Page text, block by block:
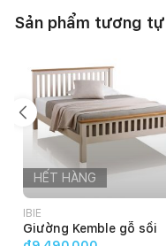
Sản phẩm tương tự
HẾT HÀNG
IBIE
Giường Kemble gỗ sồi